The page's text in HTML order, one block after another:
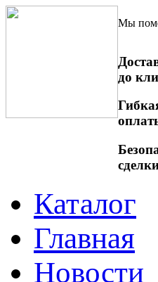
Мы
до
Каталог
Главная
Новости